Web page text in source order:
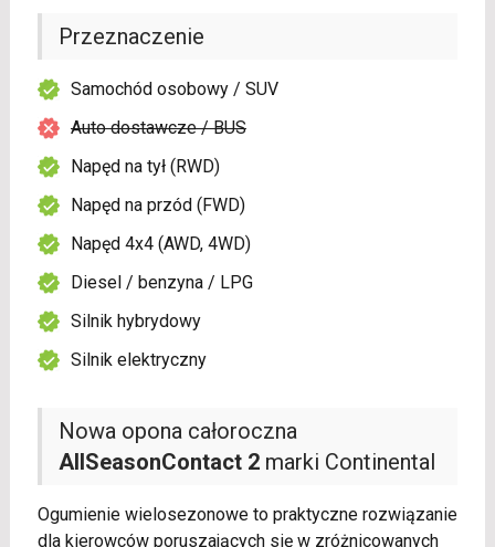
Nowa opona całoroczna
AllSeasonContact 2marki Continental
Ogumienie wielosezonowe to praktyczne rozwiązanie
dla kierowców poruszających się w zróżnicowanych
Przeznaczenie
Samochód osobowy / SUV
Auto dostawcze / BUS
Napęd na tył (RWD)
Napęd na przód (FWD)
Napęd 4x4 (AWD, 4WD)
Diesel / benzyna / LPG
Silnik hybrydowy
Silnik elektryczny